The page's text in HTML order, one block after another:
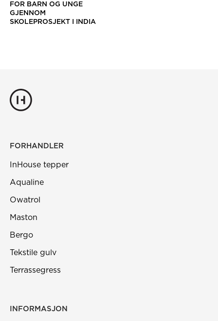
FOR BARN OG UNGE
GJENNOM
SKOLEPROSJEKT I INDIA
FORHANDLER
InHouse tepper
Aqualine
Owatrol
Maston
Bergo
Tekstile gulv
Terrassegress
INFORMASJON